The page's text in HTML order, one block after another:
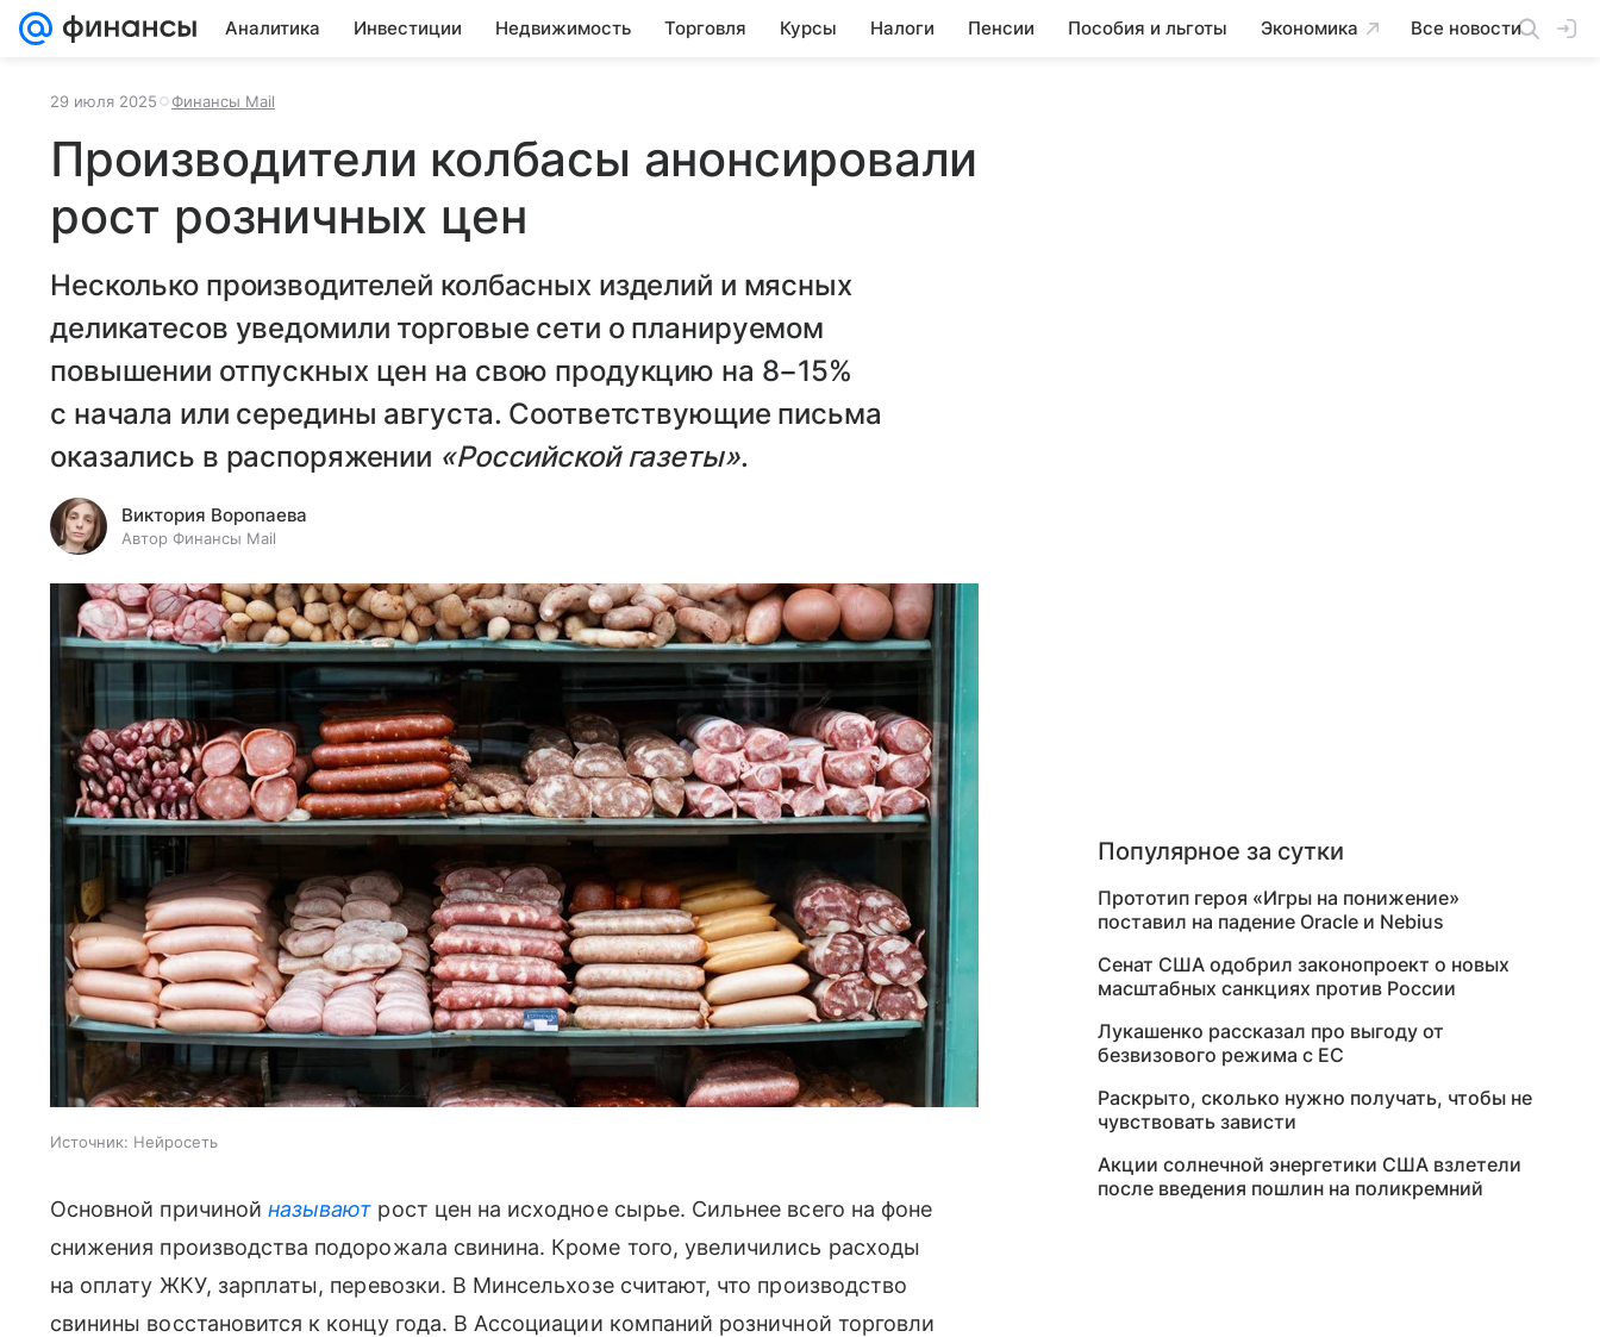
Аналитика Инвестиции Недвижимость Торговля Курсы Налоги Пенсии Пособия и льготы Экономика Все новости
29 июля 2025 Финансы Mail
Производители колбасы анонсировали
рост розничных цен
Несколько производителей колбасных изделий и мясных
деликатесов уведомили торговые сети о планируемом
повышении отпускных цен на свою продукцию на 8−15%
с начала или середины августа. Соответствующие письма
оказались в распоряжении «Российской газеты».
Виктория Воропаева
Автор Финансы Mail
Источник: Нейросеть
Основной причиной называют рост цен на исходное сырье. Сильнее всего на фоне
снижения производства подорожала свинина. Кроме того, увеличились расходы
на оплату ЖКУ, зарплаты, перевозки. В Минсельхозе считают, что производство
свинины восстановится к концу года. В Ассоциации компаний розничной торговли
Популярное за сутки
Прототип героя «Игры на понижение»
поставил на падение Oracle и Nebius
Сенат США одобрил законопроект о новых
масштабных санкциях против России
Лукашенко рассказал про выгоду от
безвизового режима с ЕС
Раскрыто, сколько нужно получать, чтобы не
чувствовать зависти
Акции солнечной энергетики США взлетели
после введения пошлин на поликремний